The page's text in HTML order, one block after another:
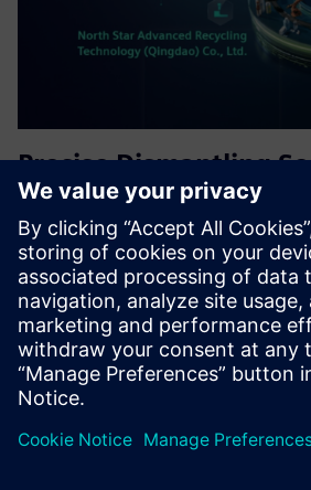
Precise Dismantling
ion Battery Recycling
Precise Dismantling Solution,
the disassembly process of retired
of dangerous operations, human-
work, and enhancing the production
Saznajte više